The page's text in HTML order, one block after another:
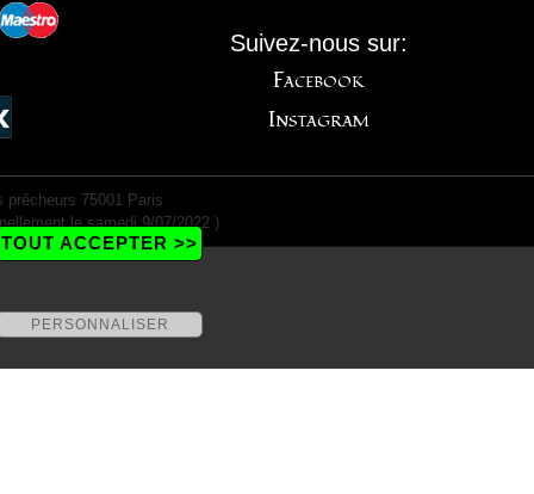
Suivez-nous sur:
Facebook
Instagram
prêcheurs 75001 Paris
le samedi 9/07/2022 )
TOUT ACCEPTER >>
PERSONNALISER